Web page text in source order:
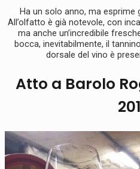
Ha un solo anno, ma esprime
All’olfatto è già notevole, con
ma anche un’incredibile
bocca, inevitabilmente, il
dorsale del vino è
Atto a Barolo